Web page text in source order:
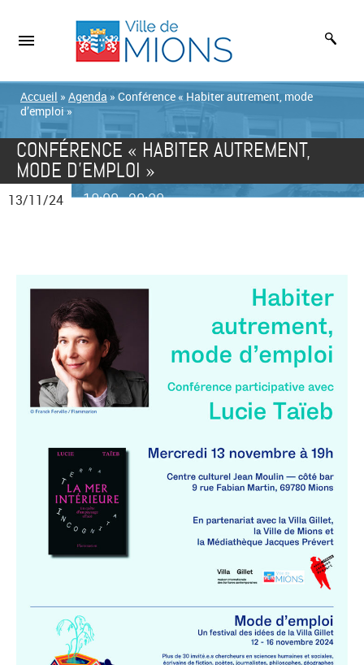
Accueil » Agenda » Conférence « Habiter autrement, mode
d’emploi »
CONFÉRENCE « HABITER AUTREMENT,
MODE D’EMPLOI »
13/11/24 19:00-20:30